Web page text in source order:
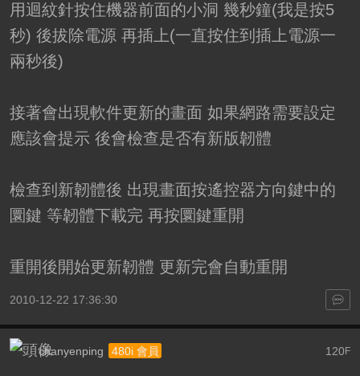
用迴紋針按住機器前面的小洞 幾秒鐘(我是按5
秒) 後拔除電源 再插上(一直按住到插上電源一
兩秒後)
接著會出現軟件更新的畫面 如果網路需要設定
應該會提示 後會檢查是否有新版韌體
檢查到新韌體後 出現畫面按遙控器方向鍵中的
圜鍵 等韌體下載完 再按圜鍵重開
重開後開始更新韌體 更新完會自動重開
2010-12-22 17:36:30
120F
chanyenping 480i 會員